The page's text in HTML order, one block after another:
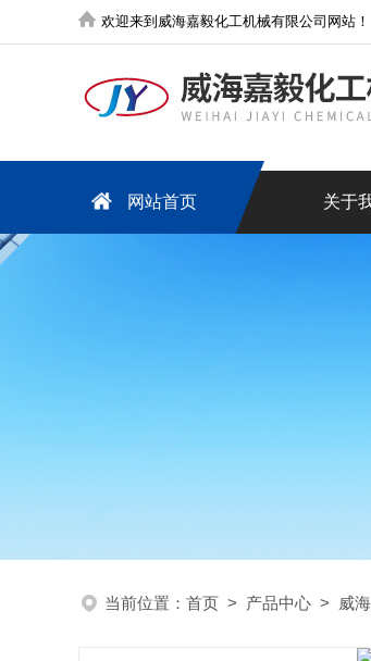
欢迎来到威海嘉毅化工机械有限公司网站！
网站首页 关于
当前位置： 首页 > 产品中心 > 威